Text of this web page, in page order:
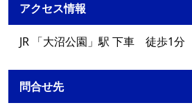
アクセス情報
JR 「大沼公園」駅 下車 徒歩1分
問合せ先